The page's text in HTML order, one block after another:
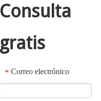
Consulta
gratis
* Correo electrónico